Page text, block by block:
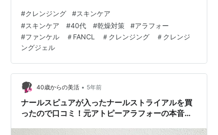
んな時、たまたま寄ったコンビニでいつも使っているク
レンジングのミニボトルを見つけました。ラッキー！そ
こで今回は、私のお気に入りクレンジングオイルをご紹
介します。 オイルクレンジング ファンケル マイルドク
レンジングオイル 特徴 唯一のデメリット ミニサイズを
#クレンジング #スキンケア
#スキンケア #40代 #乾燥対策 #アラフォー
#ファンケル ＃FANCL ＃クレンジング ＃クレンジ
ングジェル
40歳からの美活 • 5年前
ナールスピュアが入ったナールストライアルを買
ったので口コミ！元アトピーアラフォーの本音を